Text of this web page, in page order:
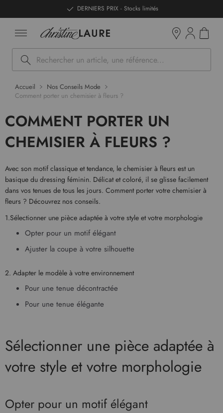
DERNIERS PRIX - Stocks limités
Rechercher
Accueil
Nos Conseils Mode
Comment porter un chemisier à fleurs ?
COMMENT PORTER UN
CHEMISIER À FLEURS ?
Avec son motif classique et tendance, le chemisier à fleurs est un
basique du dressing féminin. Délicat et coloré, il se glisse facilement
dans vos tenues de tous les jours. Comment porter votre chemisier à
fleurs ? Découvrez nos conseils.
1.Sélectionner une pièce adaptée à votre style et votre morphologie
Opter pour un motif élégant
Ajuster la coupe à votre silhouette
2. Adapter le modèle à votre environnement
Pour une tenue décontractée
Pour une tenue élégante
Sélectionner une pièce adaptée à
votre style et votre morphologie
Opter pour un motif élégant